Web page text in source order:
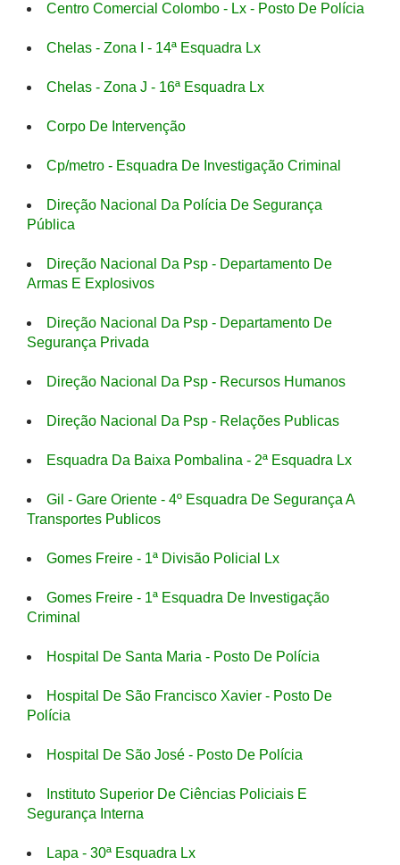
Centro Comercial Colombo - Lx - Posto De Polícia
Chelas - Zona I - 14ª Esquadra Lx
Chelas - Zona J - 16ª Esquadra Lx
Corpo De Intervenção
Cp/metro - Esquadra De Investigação Criminal
Direção Nacional Da Polícia De Segurança
Pública
Direção Nacional Da Psp - Departamento De
Armas E Explosivos
Direção Nacional Da Psp - Departamento De
Segurança Privada
Direção Nacional Da Psp - Recursos Humanos
Direção Nacional Da Psp - Relações Publicas
Esquadra Da Baixa Pombalina - 2ª Esquadra Lx
Gil - Gare Oriente - 4º Esquadra De Segurança A
Transportes Publicos
Gomes Freire - 1ª Divisão Policial Lx
Gomes Freire - 1ª Esquadra De Investigação
Criminal
Hospital De Santa Maria - Posto De Polícia
Hospital De São Francisco Xavier - Posto De
Polícia
Hospital De São José - Posto De Polícia
Instituto Superior De Ciências Policiais E
Segurança Interna
Lapa - 30ª Esquadra Lx